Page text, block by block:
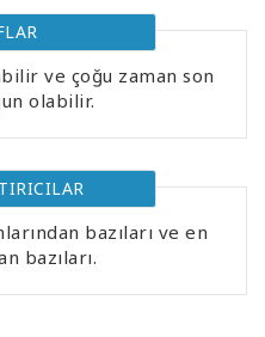
ve çoğu zaman son
olabilir.
bazıları ve en
bazıları.